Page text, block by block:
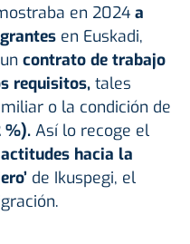
en 2024 a
en Euskadi,
contrato de trabajo
requisitos, tales
o la condición de
%). Así lo recoge el
actitudes hacia la
de Ikuspegi, el